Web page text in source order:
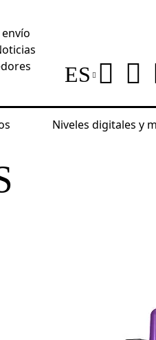
ES
Niveles digitales y
de cables